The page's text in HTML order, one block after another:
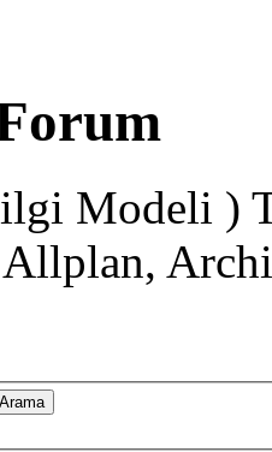
Modeli )
Allplan,